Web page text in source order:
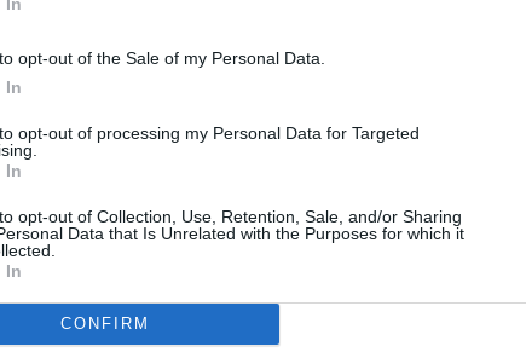
opt-out of the Sale of my Personal Data.
In
opt-out of processing my Personal Data for Targeted
In
opt-out of Collection, Use, Retention, Sale, and/or Sharing
Data that Is Unrelated with the Purposes for which it
In
CONFIRM